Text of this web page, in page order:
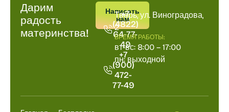
Дарим
радость
материнства!
Написать
нам
+7
(4822)
64-77-
49
+7
(900)
472-
77-49
Тверь, ул. Виноградова,
2
ВРЕМЯ РАБОТЫ:
вт-вс: 8:00 – 17:00
пн: выходной